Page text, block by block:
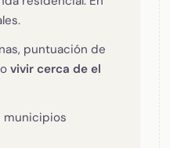
puntuación de
vivir cerca de el
municipios